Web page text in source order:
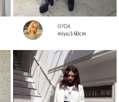
GYDA
miyu/160cm